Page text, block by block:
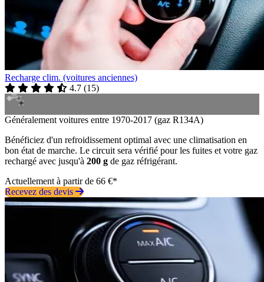
Recharge clim. (voitures anciennes)
4.7 (15)
Généralement voitures entre 1970-2017 (gaz R134A)
Bénéficiez d'un refroidissement optimal avec une climatisation en
bon état de marche. Le circuit sera vérifié pour les fuites et votre gaz
rechargé avec jusqu'à 200 g de gaz réfrigérant.
Actuellement à partir de 66 €*
Recevez des devis